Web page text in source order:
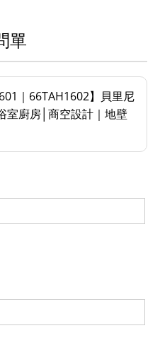
單
｜66TAH1602】貝里尼
室廚房│商空設計｜地壁